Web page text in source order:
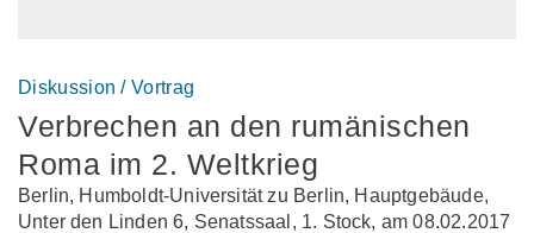
Diskussion / Vortrag
Verbrechen an den rumänischen
Roma im 2. Weltkrieg
Berlin, Humboldt-Universität zu Berlin, Hauptgebäude,
Unter den Linden 6, Senatssaal, 1. Stock, am 08.02.2017